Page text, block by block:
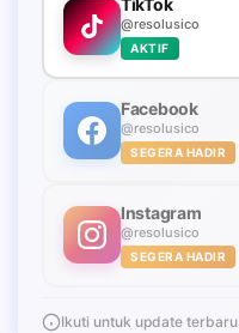
@resolusico
AKTIF
Facebook
@resolusico
SEGERA HADIR
Instagram
@resolusico
SEGERA HADIR
Ikuti untuk update terbaru